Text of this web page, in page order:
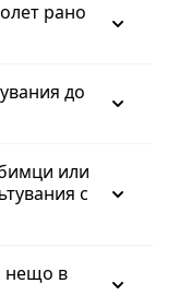
рано
до
или
с
нещо в